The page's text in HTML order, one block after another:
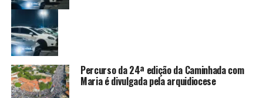
Percurso da 24ª edição da Caminhada com
Maria é divulgada pela arquidiocese